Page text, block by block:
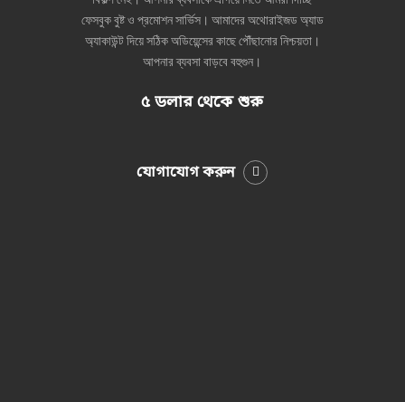
ফেসবুক বুষ্ট ও প্রমোশন সার্ভিস। আমাদের অথোরাইজড অ্যাড
অ্যাকাউন্ট দিয়ে সঠিক অডিয়েন্সের কাছে পৌঁছানোর নিশ্চয়তা।
আপনার ব্যবসা বাড়বে বহুগুন।
৫ ডলার থেকে শুরু
যোগাযোগ করুন